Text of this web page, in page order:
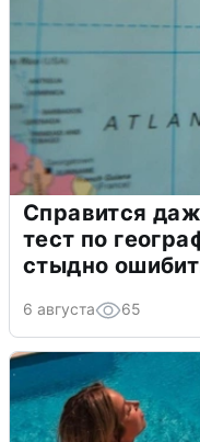
Справится
тест по
стыдно
6 августа 65